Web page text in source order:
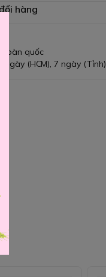
hàng
toàn quốc
ngày (HCM), 7 ngày (Tỉnh)